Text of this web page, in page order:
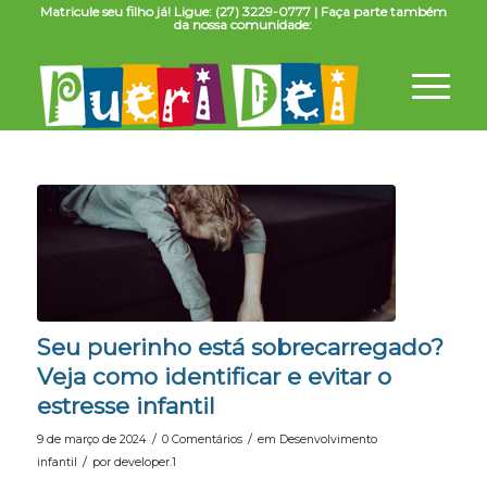
Matricule seu filho já! Ligue: (27) 3229-0777 | Faça parte também
da nossa comunidade:
Seu puerinho está sobrecarregado?
Veja como identificar e evitar o
estresse infantil
9 de março de 2024 / 0 Comentários / em Desenvolvimento
infantil / por developer.1